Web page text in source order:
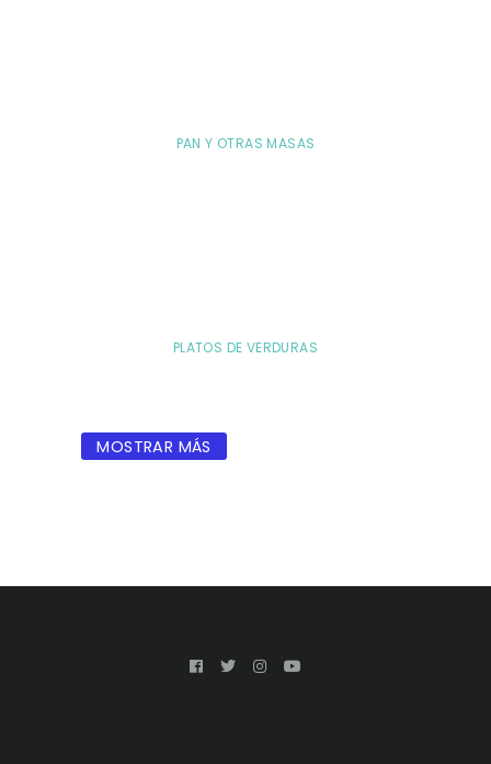
PAN Y OTRAS MASAS
PLATOS DE VERDURAS
MOSTRAR MÁS